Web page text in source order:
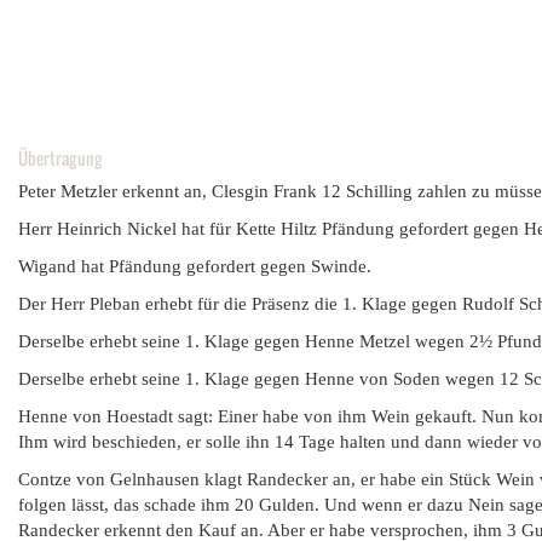
Übertragung
Peter Metzler erkennt an, Clesgin Frank 12 Schilling zahlen zu
Herr Heinrich Nickel hat für Kette Hiltz Pfändung gefordert gegen
Wigand hat Pfändung gefordert gegen Swinde.
Der Herr Pleban erhebt für die Präsenz die 1. Klage gegen Rudolf
Derselbe erhebt seine 1. Klage gegen Henne Metzel wegen 2½
Derselbe erhebt seine 1. Klage gegen Henne von Soden wegen 12
Henne von Hoestadt sagt: Einer habe von ihm Wein gekauft. Nun
Ihm wird beschieden, er solle ihn 14 Tage halten und dann wieder
Contze von Gelnhausen klagt Randecker an, er habe ein Stück
folgen lässt, das schade ihm 20 Gulden. Und wenn er dazu Nein
Randecker erkennt den Kauf an. Aber er habe versprochen, ihm 3